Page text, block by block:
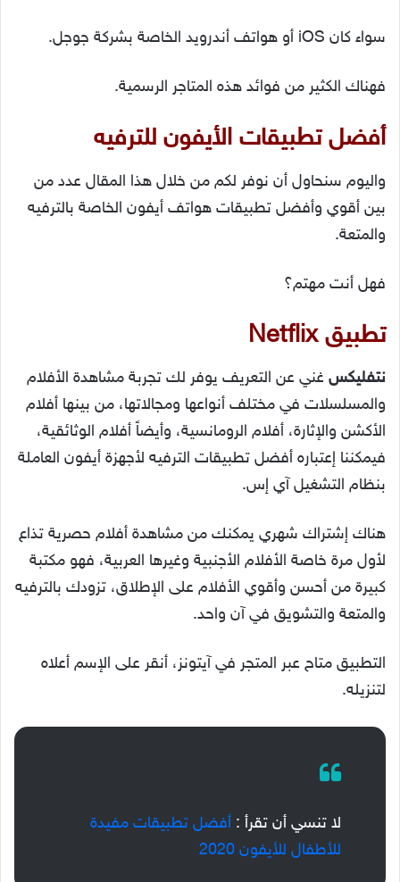
سواء كان iOS أو هواتف أندرويد الخاصة بشركة جوجل.
فهناك الكثير من فوائد هذه المتاجر الرسمية.
أفضل تطبيقات الأيفون للترفيه
واليوم سنحاول أن نوفر لكم من خلال هذا المقال عدد من
بين أقوي وأفضل تطبيقات هواتف أيفون الخاصة بالترفيه
والمتعة.
فهل أنت مهتم؟
تطبيق Netflix
نتفليكس غني عن التعريف يوفر لك تجربة مشاهدة الأفلام
والمسلسلات في مختلف أنواعها ومجالاتها، من بينها أفلام
الأكشن والإثارة، أفلام الرومانسية، وأيضاً أفلام الوثائقية،
فيمكننا إعتباره أفضل تطبيقات الترفيه لأجهزة أيفون العاملة
بنظام التشغيل آي إس.
هناك إشتراك شهري يمكنك من مشاهدة أفلام حصرية تذاع
لأول مرة خاصة الأفلام الأجنبية وغيرها العربية، فهو مكتبة
كبيرة من أحسن وأقوي الأفلام على الإطلاق، تزودك بالترفيه
والمتعة والتشويق في آن واحد.
التطبيق متاح عبر المتجر في آيتونز، أنقر على الإسم أعلاه
لتنزيله.
لا تنسي أن تقرأ : أفضل تطبيقات مفيدة
للأطفال للأيفون 2020